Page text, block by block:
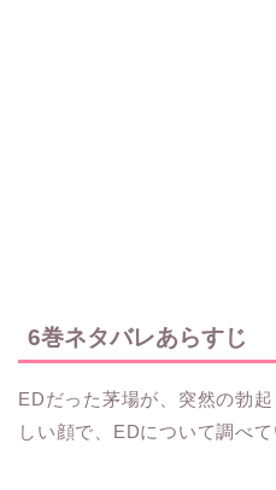
6巻ネタバレあらすじ
EDだった茅場が、突然の勃
しい顔で、EDについて調べて